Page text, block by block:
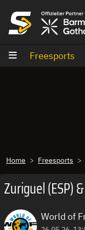
Freesports
Home Freesports
Zuriguel (ESP)
World of